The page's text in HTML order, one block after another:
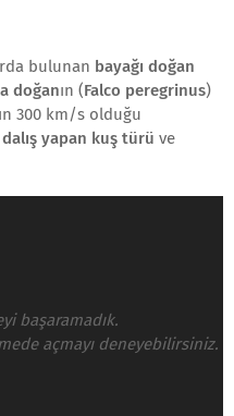
bulunan bayağı doğan
doğanın (Falco peregrinus)
300 km/s olduğu
dalış yapan kuş türü ve
başaramadık.
açmayı deneyebilirsiniz.